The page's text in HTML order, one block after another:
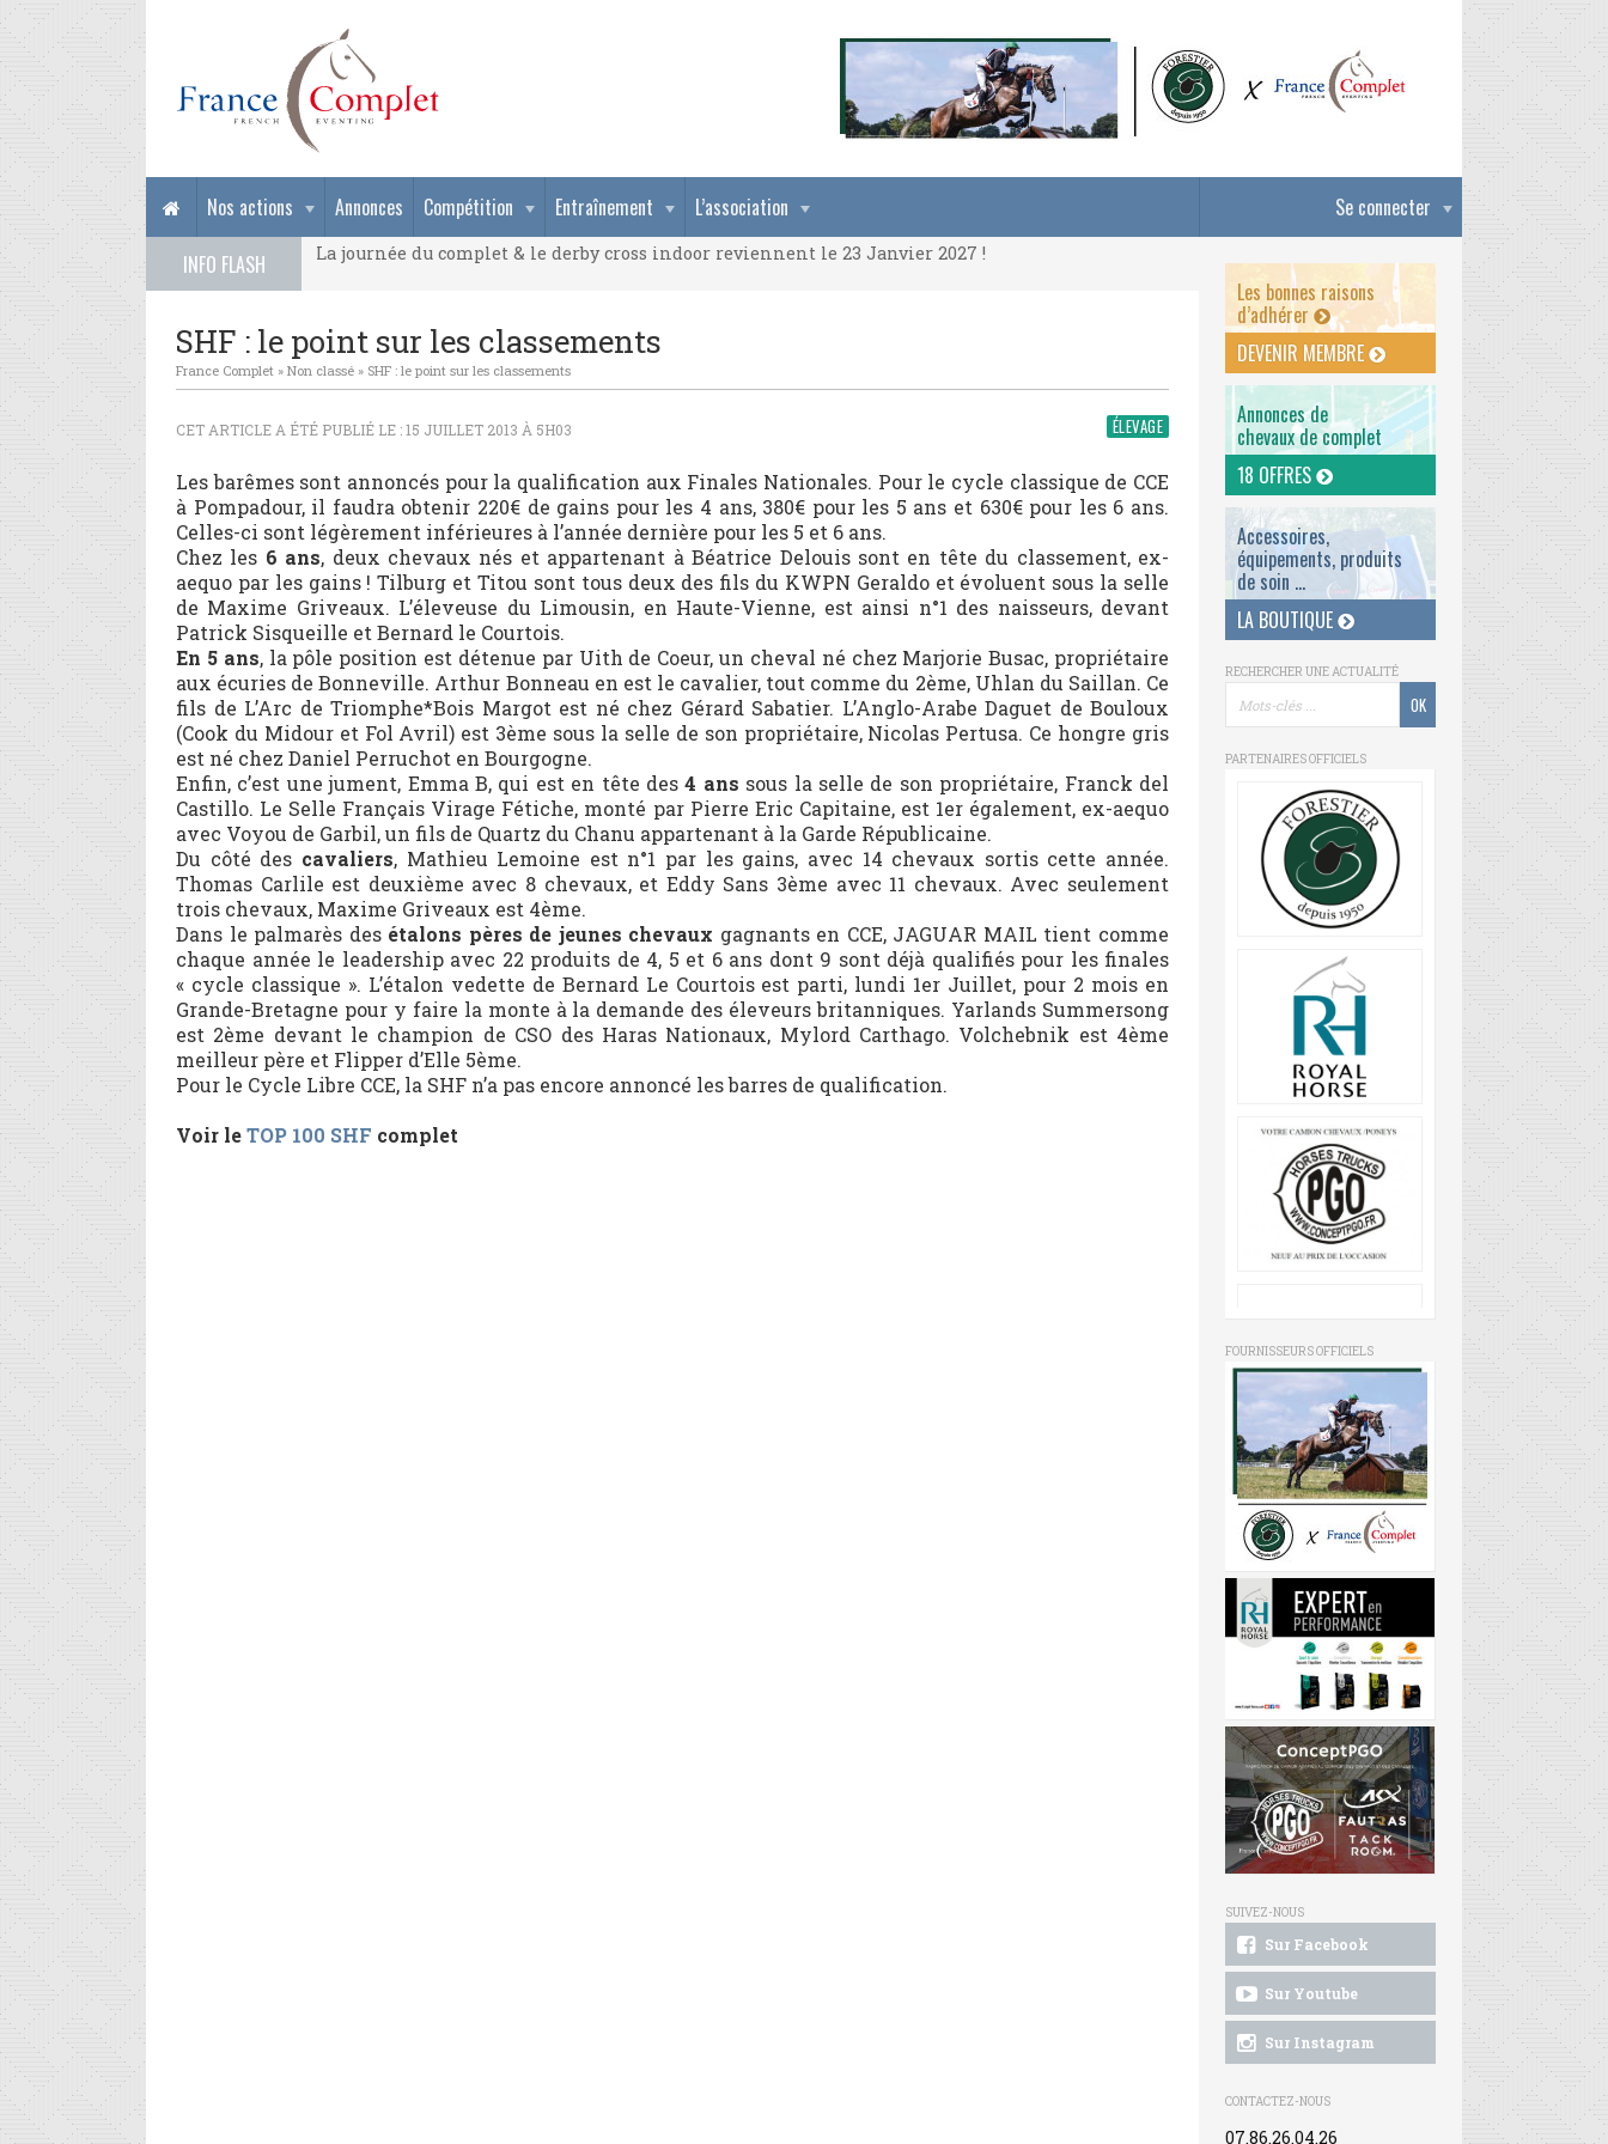
Se connecter
Nos actions Annonces Compétition Entraînement
L’association
INFO FLASH
La journée du complet & le derby cross indoor reviennent le 23 Janvier 2027 !
La journée du complet & le derby cross indoor reviennent le 23 Janvier 2027 !
SHF : le point sur les classements
France Complet » Non classé » SHF : le point sur les classements
ÉLEVAGE
CET ARTICLE A ÉTÉ PUBLIÉ LE : 15 JUILLET 2013 À 5H03
Les barêmes sont annoncés pour la qualification aux Finales Nationales. Pour le cycle classique de CCE
à Pompadour, il faudra obtenir 220€ de gains pour les 4 ans, 380€ pour les 5 ans et 630€ pour les 6 ans.
Celles-ci sont légèrement inférieures à l’année dernière pour les 5 et 6 ans.
Chez les 6 ans, deux chevaux nés et appartenant à Béatrice Delouis sont en tête du classement, ex-
aequo par les gains ! Tilburg et Titou sont tous deux des fils du KWPN Geraldo et évoluent sous la selle
de Maxime Griveaux. L’éleveuse du Limousin, en Haute-Vienne, est ainsi n°1 des naisseurs, devant
Patrick Sisqueille et Bernard le Courtois.
En 5 ans, la pôle position est détenue par Uith de Coeur, un cheval né chez Marjorie Busac, propriétaire
aux écuries de Bonneville. Arthur Bonneau en est le cavalier, tout comme du 2ème, Uhlan du Saillan. Ce
fils de L’Arc de Triomphe*Bois Margot est né chez Gérard Sabatier. L’Anglo-Arabe Daguet de Bouloux
(Cook du Midour et Fol Avril) est 3ème sous la selle de son propriétaire, Nicolas Pertusa. Ce hongre gris
est né chez Daniel Perruchot en Bourgogne.
Enfin, c’est une jument, Emma B, qui est en tête des4 ans sous la selle de son propriétaire, Franck del
Castillo. Le Selle Français Virage Fétiche, monté par Pierre Eric Capitaine, est 1er également, ex-aequo
avec Voyou de Garbil, un fils de Quartz du Chanu appartenant à la Garde Républicaine.
Du côté des cavaliers, Mathieu Lemoine est n°1 par les gains, avec 14 chevaux sortis cette année.
Thomas Carlile est deuxième avec 8 chevaux, et Eddy Sans 3ème avec 11 chevaux. Avec seulement
trois chevaux, Maxime Griveaux est 4ème.
Dans le palmarès des étalons pères de jeunes chevaux gagnants en CCE, JAGUAR MAIL tient comme
chaque année le leadership avec 22 produits de 4, 5 et 6 ans dont 9 sont déjà qualifiés pour les finales
« cycle classique ». L’étalon vedette de Bernard Le Courtois est parti, lundi 1er Juillet, pour 2 mois en
Grande-Bretagne pour y faire la monte à la demande des éleveurs britanniques. Yarlands Summersong
est 2ème devant le champion de CSO des Haras Nationaux, Mylord Carthago. Volchebnik est 4ème
meilleur père et Flipper d’Elle 5ème.
Pour le Cycle Libre CCE, la SHF n’a pas encore annoncé les barres de qualification.
Voir leTOP 100 SHF complet
Les bonnes raisons
d’adhérer
DEVENIR MEMBRE
Annonces de
chevaux de complet
18 OFFRES
Accessoires,
équipements, produits
de soin ...
LA BOUTIQUE
RECHERCHER UNE ACTUALITÉ
PARTENAIRES OFFICIELS
FOURNISSEURS OFFICIELS
SUIVEZ-NOUS
Sur Facebook
Sur Youtube
Sur Instagram
CONTACTEZ-NOUS
07.86.26.04.26